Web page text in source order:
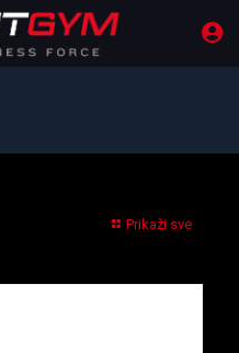
Prikaži sve